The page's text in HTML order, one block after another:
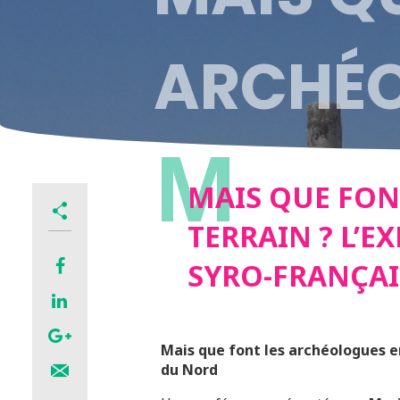
M
MAIS QUE
TERRAIN ?
SYRO-
Mais que font les archéologues
du Nord